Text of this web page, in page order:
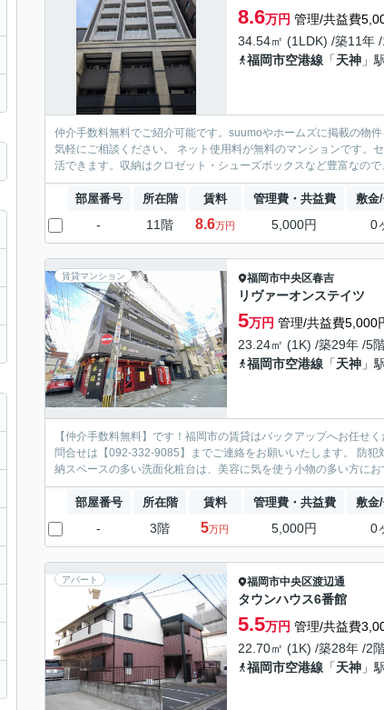
8.6万円 管理/共益費
34.54㎡ (1LDK) /築11年
福岡市空港線 「天神 」
仲介手数料無料でご紹介可能です。suumoやホームズに掲載の物
気軽にご相談ください。 ネット使用料が無料のマンションです。
活できます。収納はクロゼット・シューズボックスなど豊富なの
部屋番号 所在階 賃料 管理費・共益費 敷金
- 11階 8.6万円 5,000円 0
賃貸マンション 福岡市中央区春吉
リヴァーオンステイツ
5万円 管理/共益費5,000
23.24㎡ (1K) /築29年 /5
福岡市空港線 「天神 」
【仲介手数料無料】です！福岡市の賃貸はバックアップへお任せ
問合せは【092-332-9085】までご連絡をお願いいたします。 防
納スペースの多い洗面化粧台は、美容に気を使う小物の多い方に
部屋番号 所在階 賃料 管理費・共益費 敷金
- 3階 5万円 5,000円 0
アパート 福岡市中央区渡辺通
タウンハウス6番館
5.5万円 管理/共益費
22.70㎡ (1K) /築28年 /2
福岡市空港線 「天神 」